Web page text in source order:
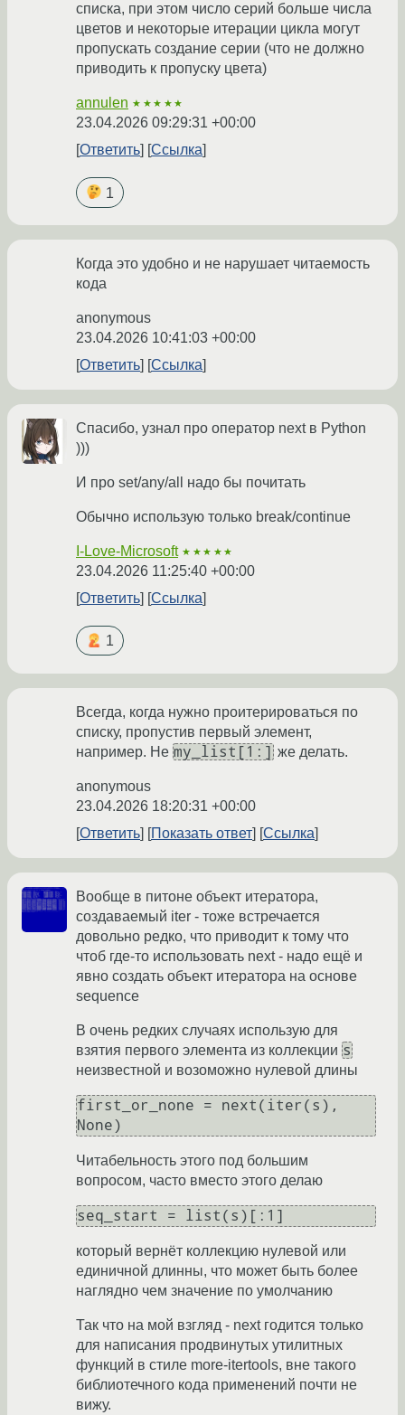
списка, при этом число серий больше числа
цветов и некоторые итерации цикла могут
пропускать создание серии (что не должно
приводить к пропуску цвета)
annulen ★★★★★
23.04.2026 09:29:31 +00:00
Ответить
Ссылка
1
Когда это удобно и не нарушает читаемость
кода
anonymous
23.04.2026 10:41:03 +00:00
Ответить
Ссылка
Спасибо, узнал про оператор next в Python
)))
И про set/any/all надо бы почитать
Обычно использую только break/continue
I-Love-Microsoft ★★★★★
23.04.2026 11:25:40 +00:00
Ответить
Ссылка
1
Всегда, когда нужно проитерироваться по
списку, пропустив первый элемент,
например. Не my_list[1:] же делать.
anonymous
23.04.2026 18:20:31 +00:00
Ответить
Показать ответ Ссылка
Вообще в питоне объект итератора,
создаваемый iter - тоже встречается
довольно редко, что приводит к тому что
чтоб где-то использовать next - надо ещё и
явно создать объект итератора на основе
sequence
В очень редких случаях использую для
взятия первого элемента из коллекции s
неизвестной и возоможно нулевой длины
first_or_none = next(iter(s),
Читабельность этого под большим
вопросом, часто вместо этого делаю
который вернёт коллекцию нулевой или
единичной длинны, что может быть более
наглядно чем значение по умолчанию
Так что на мой взгляд - next годится только
для написания продвинутых утилитных
функций в стиле more-itertools, вне такого
библиотечного кода применений почти не
вижу.